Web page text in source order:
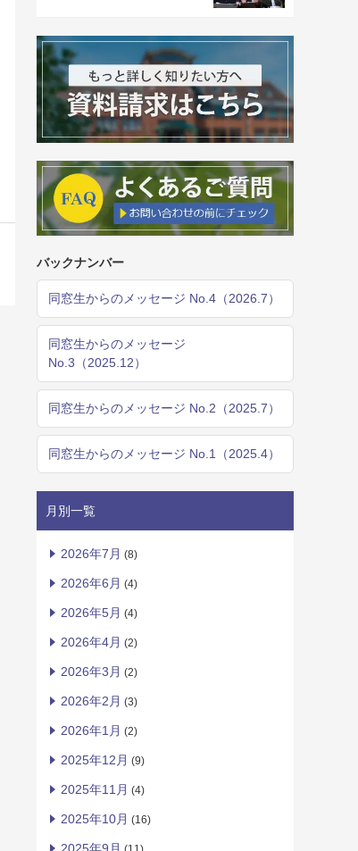
バックナンバー
同窓生からのメッセージ No.4（2026.7）
同窓生からのメッセージ
No.3（2025.12）
同窓生からのメッセージ No.2（2025.7）
同窓生からのメッセージ No.1（2025.4）
月別一覧
2026年7月 (8)
2026年6月 (4)
2026年5月 (4)
2026年4月 (2)
2026年3月 (2)
2026年2月 (3)
2026年1月 (2)
2025年12月 (9)
2025年11月 (4)
2025年10月 (16)